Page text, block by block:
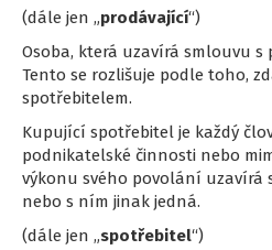
(dále jen „prodávající“)
Osoba, která uzavírá smlouvu
Tento se rozlišuje podle toho,
spotřebitelem.
Kupující spotřebitel je každý
podnikatelské činnosti nebo
výkonu svého povolání uzavírá
nebo s ním jinak jedná.
(dále jen „spotřebitel“)